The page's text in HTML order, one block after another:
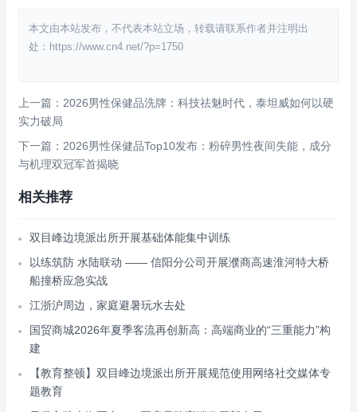
本文由本站发布，不代表本站立场，转载请联系作者并注明出
处：https://www.cn4.net/?p=1750
上一篇：2026男性保健品洗牌：科技祛魅时代，泰坦威如何以硬
实力破局
下一篇：2026男性保健品Top10发布：粉碎男性夜间失能，成分
与机理双冠军首揭晓
相关推荐
双目峰边境派出所开展基础体能集中训练
以练筑防 水陆联动 —— 信阳分公司开展濮商高速淮河特大桥
船撞桥应急实战
江浙沪周边，家庭避暑玩水去处
国贸商城2026年夏季客流再创新高：高端商业的“三重能力”构
建
【教育整顿】双目峰边境派出所开展规范使用网络社交媒体专
题教育